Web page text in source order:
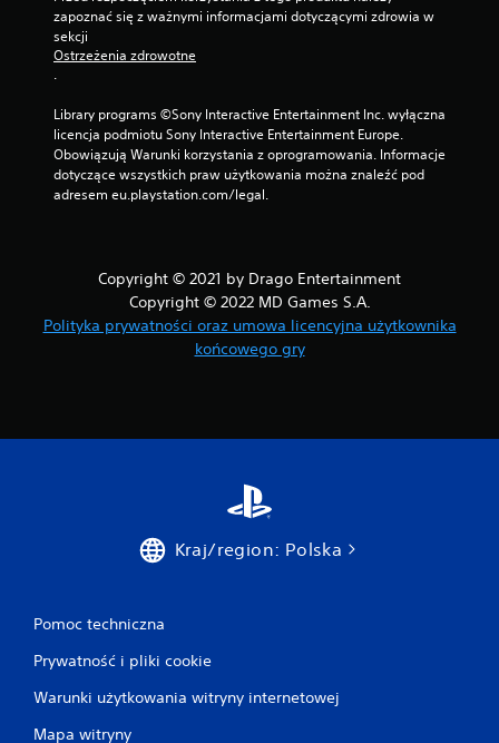
zapoznać się z ważnymi informacjami dotyczącymi zdrowia w
sekcji
Ostrzeżenia zdrowotne
.
Library programs ©Sony Interactive Entertainment Inc. wyłączna
licencja podmiotu Sony Interactive Entertainment Europe.
Obowiązują Warunki korzystania z oprogramowania. Informacje
dotyczące wszystkich praw użytkowania można znaleźć pod
adresem eu.playstation.com/legal.
Copyright © 2021 by Drago Entertainment
Copyright © 2022 MD Games S.A.
Polityka prywatności oraz umowa licencyjna użytkownika
końcowego gry
Kraj/region: Polska
Pomoc techniczna
Prywatność i pliki cookie
Warunki użytkowania witryny internetowej
Mapa witryny